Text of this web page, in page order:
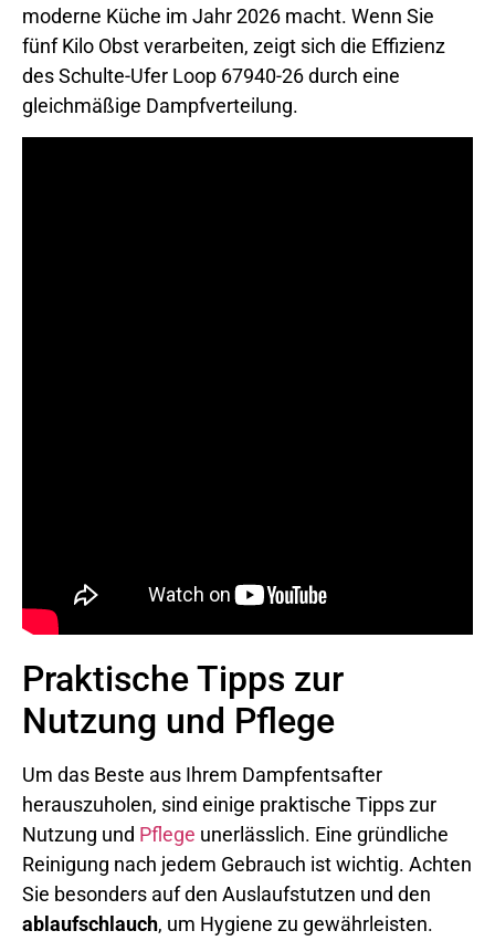
moderne Küche im Jahr 2026 macht. Wenn Sie
fünf Kilo Obst verarbeiten, zeigt sich die Effizienz
des Schulte-Ufer Loop 67940-26 durch eine
gleichmäßige Dampfverteilung.
Praktische Tipps zur
Nutzung und Pflege
Um das Beste aus Ihrem Dampfentsafter
herauszuholen, sind einige praktische Tipps zur
Nutzung und Pflege unerlässlich. Eine gründliche
Reinigung nach jedem Gebrauch ist wichtig. Achten
Sie besonders auf den Auslaufstutzen und den
ablaufschlauch, um Hygiene zu gewährleisten.